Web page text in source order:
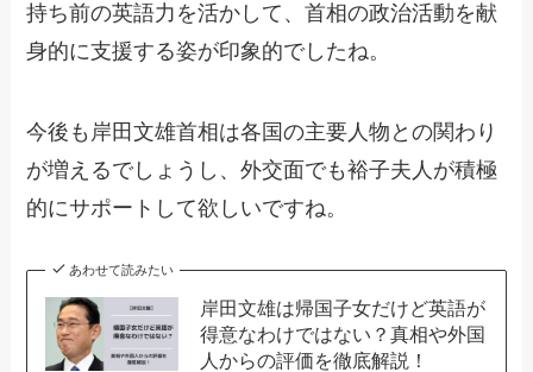
持ち前の英語力を活かして、首相の政治活動を献
身的に支援する姿が印象的でしたね。
今後も岸田文雄首相は各国の主要人物との関わり
が増えるでしょうし、外交面でも裕子夫人が積極
的にサポートして欲しいですね。
あわせて読みたい
岸田文雄は帰国子女だけど英語が
得意なわけではない？真相や外国
人からの評価を徹底解説！